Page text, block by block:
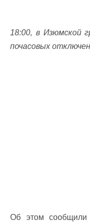
18:00, в Изюмской
почасовых
Об этом